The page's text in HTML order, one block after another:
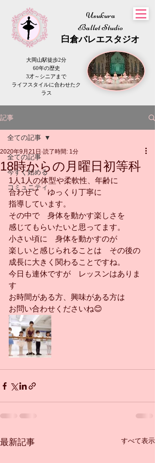
Usukura
Ballet Studio
​臼倉バレエスタジオ
大岡山駅徒歩2分
60年の歴史
3才～シニアまで
​ライフスタイルに合わせたク
ラス
記事
全ての記事
今すぐ始める
コミュニティ
全ての記事
18時からの月曜日初等科
2020年9月21日 読了時間: 1分
1人1人の体型や柔軟性、年齢に
合わせて　ゆっくり丁寧に
指導しています。
その中で　身体を動かす楽しさを
感じてもらいたいと思ってます。
小さい頃に　身体を動かすのが
楽しいと感じられることは　その後の
成長に大きく関わることですね。
今日も連休ですが　レッスンはありま
す
お時間がある方、興味がある方は
お問い合わせくださいね😊
最新記事 すべて表示